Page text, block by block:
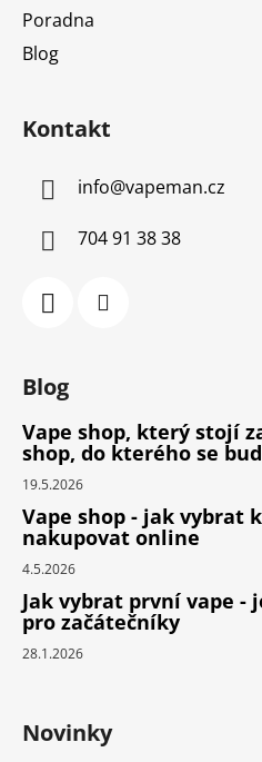
Poradna
Blog
Kontakt
info@vapeman.cz
704 91 38 38
Blog
Vape shop, který stojí
shop, do kterého se
19.5.2026
Vape shop - jak vybrat
nakupovat online
4.5.2026
Jak vybrat první vape -
pro začátečníky
28.1.2026
Novinky